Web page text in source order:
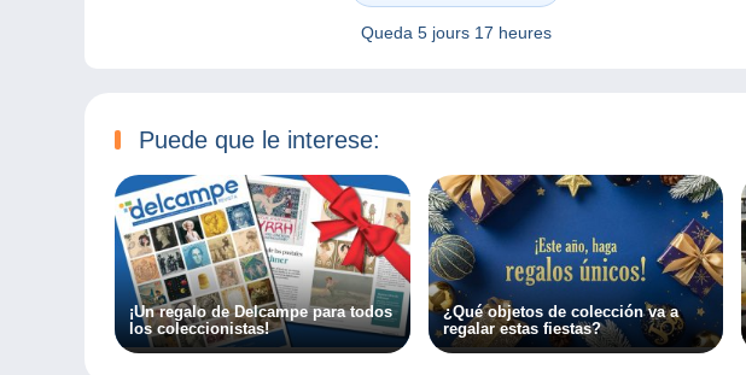
Queda 5 jours 17 heures
Puede que le interese:
¡Un regalo de Delcampe para todos
los coleccionistas!
¿Qué objetos de colección va a
regalar estas fiestas?